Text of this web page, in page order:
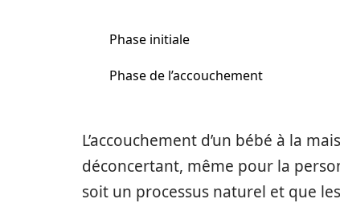
Phase initiale
Phase de l’accouchement
L’accouchement d’un bébé à la
déconcertant, même pour la
soit un processus naturel et que